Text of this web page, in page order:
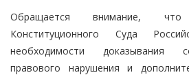
Обращается внимание,
Конституционного Суда
необходимости доказывания
правового нарушения и